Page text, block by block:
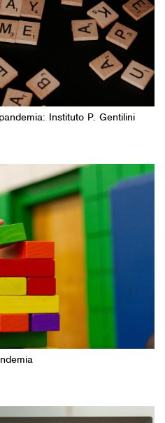
Instituto P. Gentilini